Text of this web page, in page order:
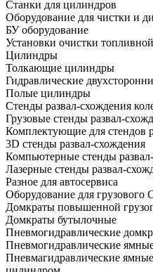
Станки для цилиндров
Оборудование для чистки и
БУ оборудование
Установки очистки
Цилиндры
Толкающие цилиндры
Гидравлические
Полые цилиндры
Стенды развал-схождения
Грузовые стенды развал-
Комплектующие для стендов
3D стенды развал-схождения
Компьютерные стенды
Лазерные стенды развал-
Разное для автосервиса
Оборудование для грузового
Домкраты повышенной
Домкраты бутылочные
Пневмогидравлические
Пневмогидравлические
Пневмагидравлические